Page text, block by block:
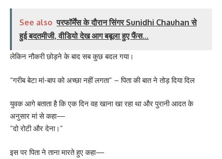
See also परफॉर्मेंस के दौरान सिंगर Sunidhi Chauhan से
हुई बदतमीजी, वीडियो देख आग बबूला हुए फैंस...
लेकिन नौकरी छोड़ने के बाद सब कुछ बदल गया।
“गरीब बेटा मां-बाप को अच्छा नहीं लगता” – पिता की बात ने तोड़ दिया दिल
युवक आगे बताता है कि एक दिन वह खाना खा रहा था और पुरानी आदत के
अनुसार मां से कहा—
“दो रोटी और देना।”
इस पर पिता ने ताना मारते हुए कहा—